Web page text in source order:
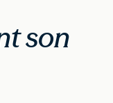
son